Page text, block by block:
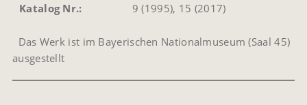
Katalog Nr.:
9 (1995), 15 (2017)
Das Werk ist im Bayerischen Nationalmuseum (Saal 45)
ausgestellt